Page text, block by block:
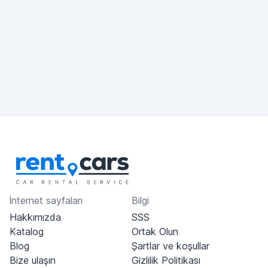
İnternet sayfaları
Hakkımızda
Katalog
Blog
Bize ulaşın
Bilgi
SSS
Ortak Olun
Şartlar ve koşullar
Gizlilik Politikası